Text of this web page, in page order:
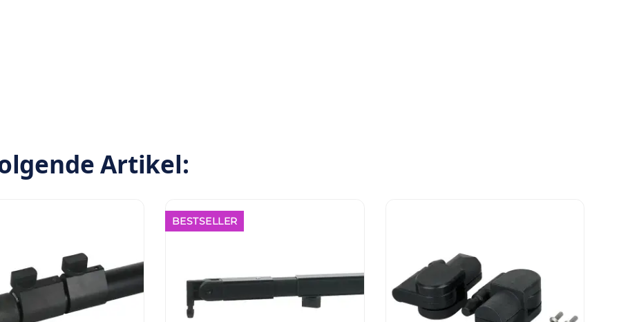
Artikel:
BESTSELLER